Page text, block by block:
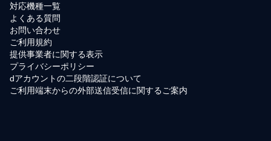
対応機種一覧
よくある質問
お問い合わせ
ご利用規約
提供事業者に関する表示
プライバシーポリシー
dアカウントの二段階認証について
ご利用端末からの外部送信受信に関するご案内